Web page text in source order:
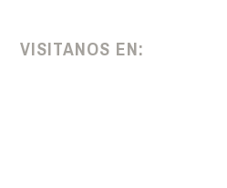
VISITANOS EN: